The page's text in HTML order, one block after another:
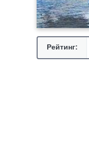
Рейтинг: